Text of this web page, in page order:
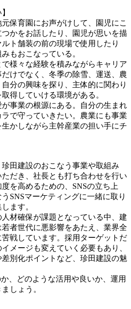
保育園にお声がけして、園児にこ
かをお話したり、園児が思いを描
ト舗装の前の現場で使用したり
もおこなっている。
様々な経験を積みながらキャリア
けでなく、冬季の除雪、運送、農
分の興味を探り、主体的に関わり
得していける環境がある。
事業の根源にある。自分の生まれ
で守っていきたい。農業にも事業
かしながら主幹産業の担い手にチ
田建設のおこなう事業や取組み
だき、社長とも打ち合わせを行い
を高めるための、SNSの立ち上
SNSマーケティングに一緒に取り
ます。
材確保が課題となっている中、建
者世代に悪影響をあたえ、業界全
戦しています。採用ターゲットだ
メージも変えていく必要もあり、
別化ポイントなど、珍田建設の魅
、どのような活用や良いか、運用
しょう。